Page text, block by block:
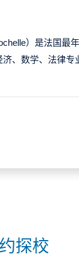
）是法国最
、数学、法律专
探校